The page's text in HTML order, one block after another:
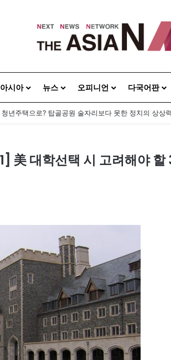
아시아 뉴스 오피니언 다국어판
년주택으로? 탑골공원 술자리보다 못한 정치의 상상력
美 대학선택 시 고려해야 할